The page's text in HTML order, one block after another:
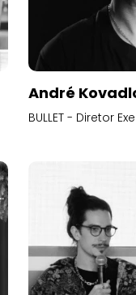
André
BULLET - Diretor